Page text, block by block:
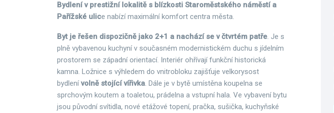
Bydlení v prestižní lokalitě s blízkosti Staroměstského náměstí a
Pařížské ulice nabízí maximální komfort centra města.
Byt je řešen dispozičně jako 2+1 a nachází se v čtvrtém patře. Je s
plně vybavenou kuchyní v současném modernistickém duchu s jídelním
prostorem se západní orientací. Interiér ohřívají funkční historická
kamna. Ložnice s výhledem do vnitrobloku zajišťuje velkorysost
bydlenívolně stojící vířivka. Dále je v bytě umístěna koupelna se
sprchovým koutem a toaletou, prádelna a vstupní hala. Ve vybavení bytu
jsou původní svítidla, nové etážové topení, pračka, sušička, kuchyňské